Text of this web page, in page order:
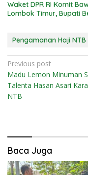
Waket DPR RI Komit
Lombok Timur, Bupati
Pengamanan Haji NTB
Navigasi
pos
Previous post
Madu Lemon Minuman
Talenta Hasan Asari
NTB
Baca Juga